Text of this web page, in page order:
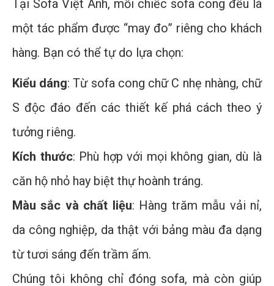
Tại Sofa Việt Anh, mỗi chiếc sofa cong đều là
một tác phẩm được “may đo” riêng cho khách
hàng. Bạn có thể tự do lựa chọn:
Kiểu dáng: Từ sofa cong chữ C nhẹ nhàng, chữ
S độc đáo đến các thiết kế phá cách theo ý
tưởng riêng.
Kích thước: Phù hợp với mọi không gian, dù là
căn hộ nhỏ hay biệt thự hoành tráng.
Màu sắc và chất liệu: Hàng trăm mẫu vải nỉ,
da công nghiệp, da thật với bảng màu đa dạng
từ tươi sáng đến trầm ấm.
Chúng tôi không chỉ đóng sofa, mà còn giúp